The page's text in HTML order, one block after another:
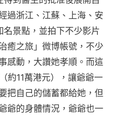
過浙江、江蘇、上海、安
景點，並拍下不少影片
癒之旅」微博帳號，不少
感動，大讚她孝順。而這
約11萬港元），讓爺爺一
把自己的儲蓄都給她，但
爺的身體情況，爺爺也一